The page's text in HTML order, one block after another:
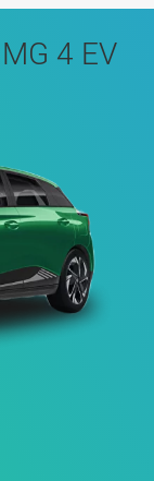
MG 4 EV